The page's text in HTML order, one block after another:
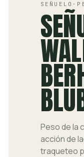
SEÑUELO ·
Peso de la
acción de
traqueteo